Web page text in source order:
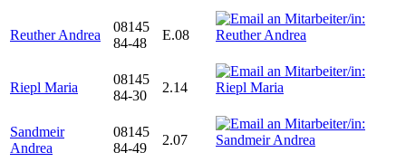
Reuther Andrea
08145
84-48
E.08
Riepl Maria
08145
84-30
2.14
Sandmeir
Andrea
08145
84-49
2.07